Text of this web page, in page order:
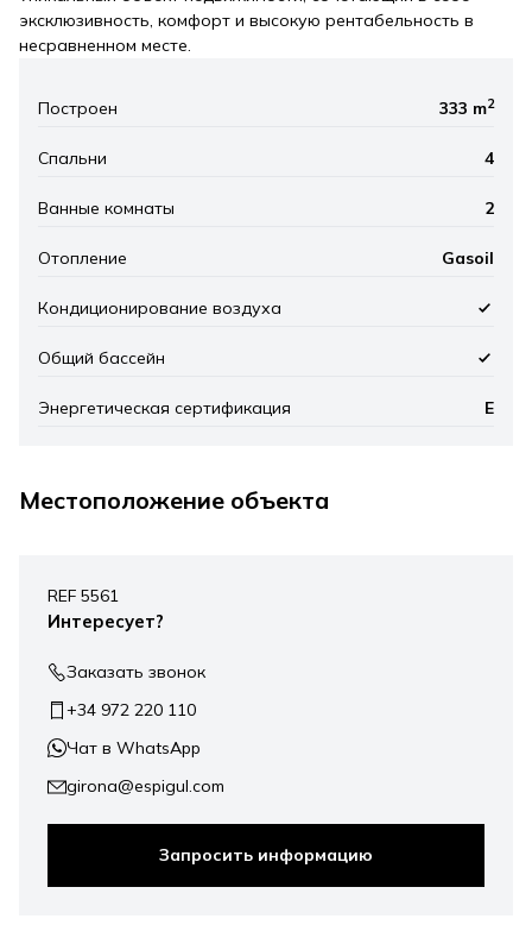
эксклюзивность, комфорт и высокую рентабельность в
несравненном месте.
Построен 333 m2
Спальни 4
Ванные комнаты 2
Отопление Gasoil
Кондиционирование воздуха
Общий бассейн
Энергетическая сертификация E
Местоположение объекта
−
REF 5561
Интересует?
Заказать звонок
+34 972 220 110
Чат в WhatsApp
girona@espigul.com
Запросить информацию